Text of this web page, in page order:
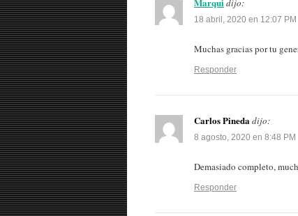
dijo:
18 abril, 2020 en 12:07 PM
Muchas gracias por tu
Responder
Carlos Pinedadijo:
8 agosto, 2020 en 8:48 PM
Demasiado completo,
Responder